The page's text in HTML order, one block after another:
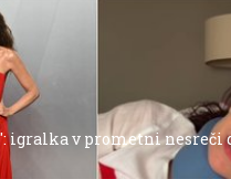
igralka v prometni nesreči